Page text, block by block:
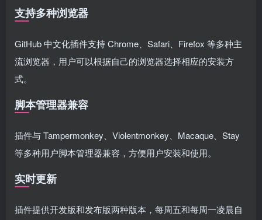
支持多种浏览器
GitHub 中文化插件支持 Chrome、Safari、Firefox 等多种主
流浏览器，用户可以根据自己的浏览器选择相应的安装方
式。
脚本管理器兼容
插件与 Tampermonkey、Violentmonkey、Macaque、Stay
等多种用户脚本管理器兼容，方便用户安装和使用。
实时更新
插件提供开发版和发布版两种版本，每周五和每周一凌晨自